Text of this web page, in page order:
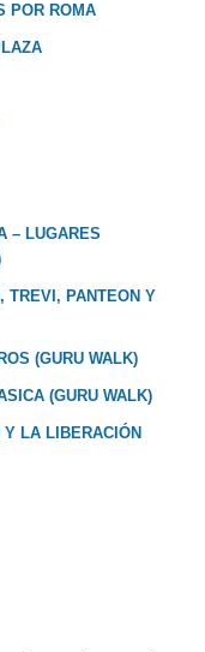
POR ROMA
– LUGARES
TREVI, PANTEON Y
(GURU WALK)
(GURU WALK)
LA LIBERACIÓN